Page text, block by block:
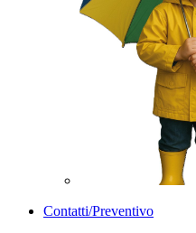
Contatti/Preventivo